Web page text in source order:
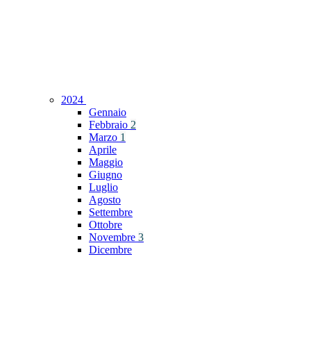
2024
Gennaio
Febbraio 2
Marzo 1
Aprile
Maggio
Giugno
Luglio
Agosto
Settembre
Ottobre
Novembre 3
Dicembre